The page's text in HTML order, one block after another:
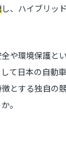
し、ハイブリッ
や環境保護と
て日本の自動
とする独自の
。